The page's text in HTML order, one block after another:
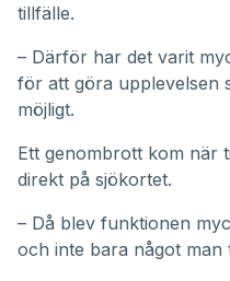
tillfälle.
– Därför har det varit
för att göra upplevelsen
möjligt.
Ett genombrott kom när
direkt på sjökortet.
– Då blev funktionen
och inte bara något man